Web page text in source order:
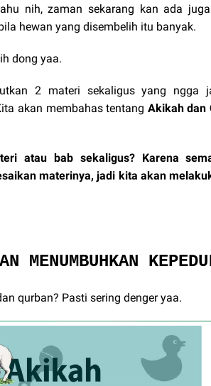
nih, zaman sekarang kan ada
hewan yang disembelih itu banyak.
dong yaa.
2 materi sekaligus yang ngga
akan membahas tentang Akikah dan
atau bab sekaligus? Karena
materinya, jadi kita akan
MENUMBUHKAN
qurban? Pasti sering denger yaa.